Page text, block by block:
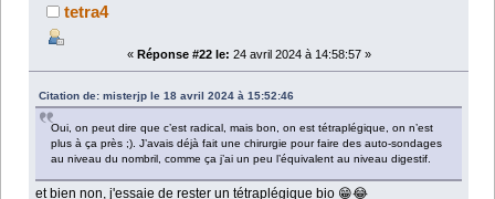
tetra4
« Réponse #22 le: 24 avril 2024 à 14:58:57 »
Citation de: misterjp le 18 avril 2024 à 15:52:46
Oui, on peut dire que c’est radical, mais bon, on est tétraplégique, on n’est
plus à ça près ;). J’avais déjà fait une chirurgie pour faire des auto-sondages
au niveau du nombril, comme ça j’ai un peu l’équivalent au niveau digestif.
et bien non, j'essaie de rester un tétraplégique bio 😁😂